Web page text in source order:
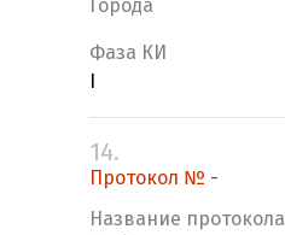
Города
Фаза КИ
14.
Протокол № -
Название протокола